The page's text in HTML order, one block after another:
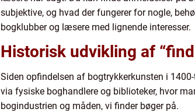
subjektive, og hvad der fungerer for nogle,
bogklubber og læsere med lignende interesser.
Historisk udvikling af
Siden opfindelsen af bogtrykkerkunsten i
via fysiske boghandlere og biblioteker, hvor
bogindustrien og måden, vi finder bøger på.